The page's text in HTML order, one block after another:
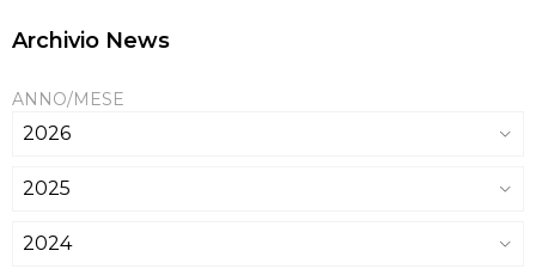
Archivio News
ANNO/MESE
2026
2025
2024